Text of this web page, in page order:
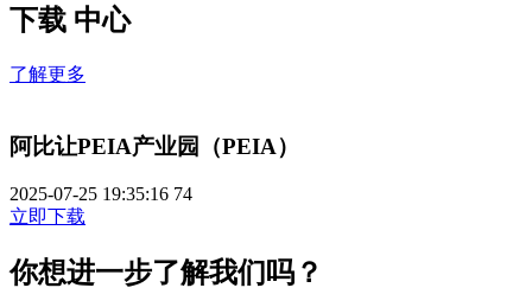
下载 中心
了解更多
阿比让PEIA产业园（PEIA）
2025-07-25 19:35:16 74
立即下载
你想进一步了解我们吗？